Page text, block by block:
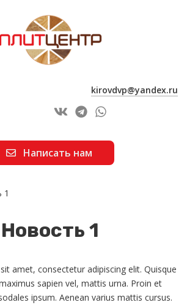
kirovdvp@yandex.ru
Написать нам
1
Но­вость 1
amet, consectetur adipiscing elit. Quisque
sapien vel, mattis urna. Proin et
ipsum. Aenean varius mattis cursus.